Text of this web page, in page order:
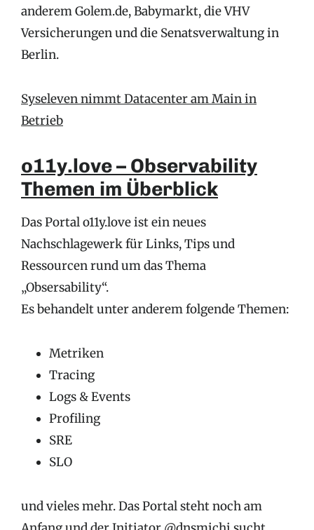
anderem Golem.de, Babymarkt, die VHV
Versicherungen und die Senatsverwaltung in
Berlin.
Syseleven nimmt Datacenter am Main in
Betrieb
o11y.love – Observability
Themen im Überblick
Das Portal o11y.love ist ein neues
Nachschlagewerk für Links, Tips und
Ressourcen rund um das Thema
„Obsersability“.
Es behandelt unter anderem folgende Themen:
Metriken
Tracing
Logs & Events
Profiling
SRE
SLO
und vieles mehr. Das Portal steht noch am